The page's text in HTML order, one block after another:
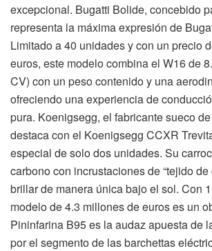
excepcional. Bugatti Bolide, concebido
representa la máxima expresión de
Limitado a 40 unidades y con un precio
euros, este modelo combina el W16 de
CV) con un peso contenido y una
ofreciendo una experiencia de
pura. Koenigsegg, el fabricante sueco
destaca con el Koenigsegg CCXR
especial de solo dos unidades. Su
carbono con incrustaciones de “tejido
brillar de manera única bajo el sol. Con
modelo de 4.3 millones de euros es un
Pininfarina B95 es la audaz apuesta de
por el segmento de las barchettas